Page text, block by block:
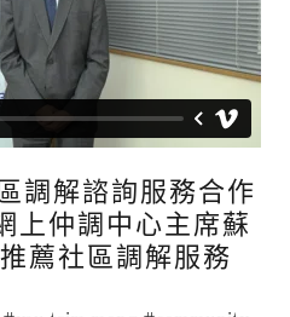
調解諮詢服務合作
上仲調中心主席蘇
薦社區調解服務